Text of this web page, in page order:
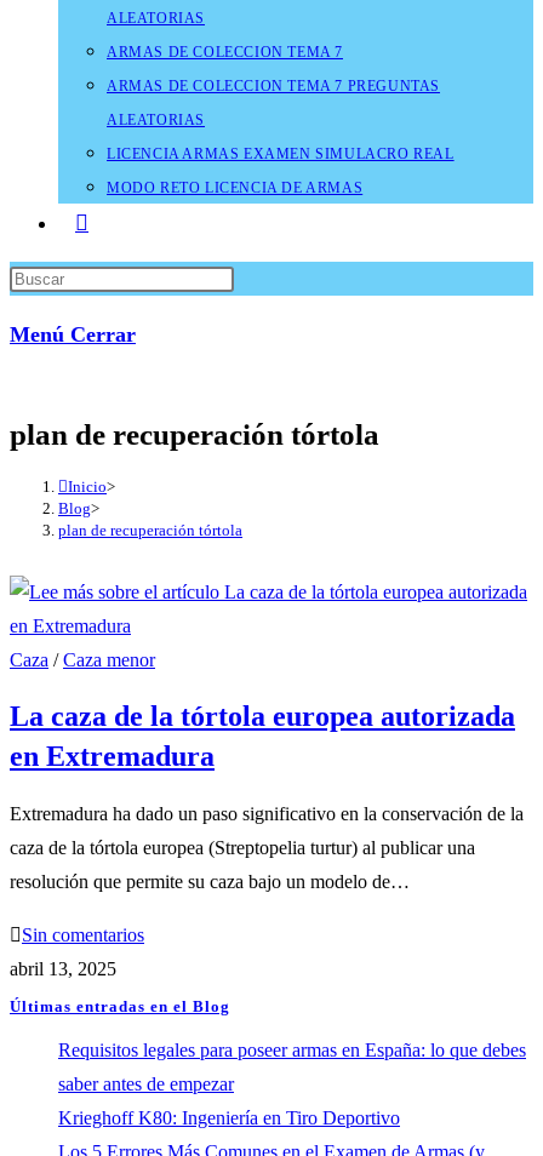
ALEATORIAS
ARMAS DE COLECCION TEMA 7
ARMAS DE COLECCION TEMA 7 PREGUNTAS
ALEATORIAS
LICENCIA ARMAS EXAMEN SIMULACRO REAL
MODO RETO LICENCIA DE ARMAS
Alternar
búsqueda
de
la
search
Menú Cerrar
plan de recuperación tórtola
Inicio>
Blog>
plan de recuperación tórtola
Caza /Caza menor
La caza de la tórtola europea autorizada
en Extremadura
Extremadura ha dado un paso significativo en la conservación de la
caza de la tórtola europea (Streptopelia turtur) al publicar una
resolución que permite su caza bajo un modelo de…
Sin comentarios
abril 13, 2025
Últimas entradas en el Blog
Requisitos legales para poseer armas en España: lo que debes
saber antes de empezar
Krieghoff K80: Ingeniería en Tiro Deportivo